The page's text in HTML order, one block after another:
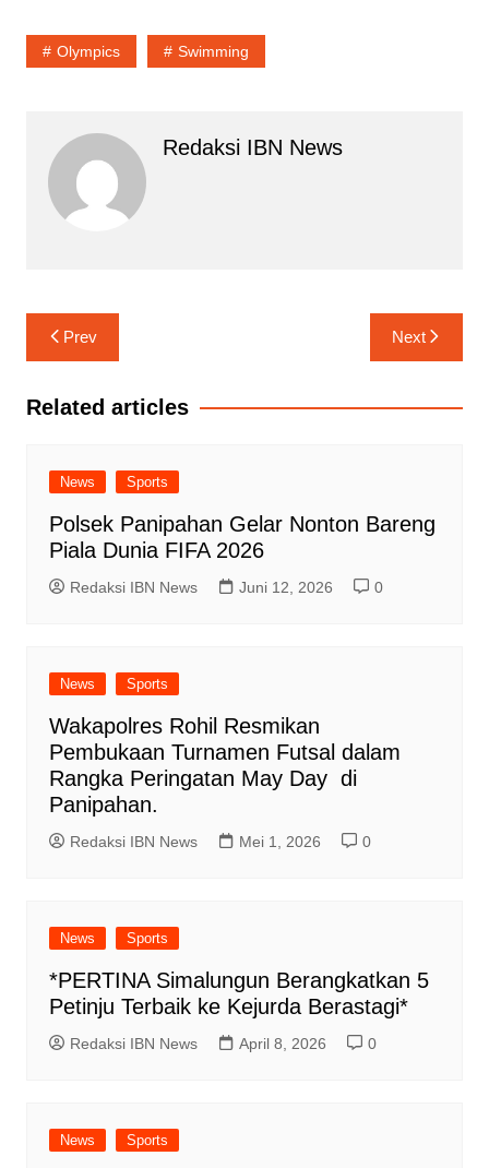
Olympics Swimming
Redaksi IBN News
Navigasi
pos
Prev Next
Related articles
News Sports
Polsek Panipahan Gelar Nonton Bareng
Piala Dunia FIFA 2026
Redaksi IBN News Juni 12, 2026 0
News Sports
Wakapolres Rohil Resmikan
Pembukaan Turnamen Futsal dalam
Rangka Peringatan May Day di
Panipahan.
Redaksi IBN News Mei 1, 2026 0
News Sports
*PERTINA Simalungun Berangkatkan 5
Petinju Terbaik ke Kejurda Berastagi*
Redaksi IBN News April 8, 2026 0
News Sports